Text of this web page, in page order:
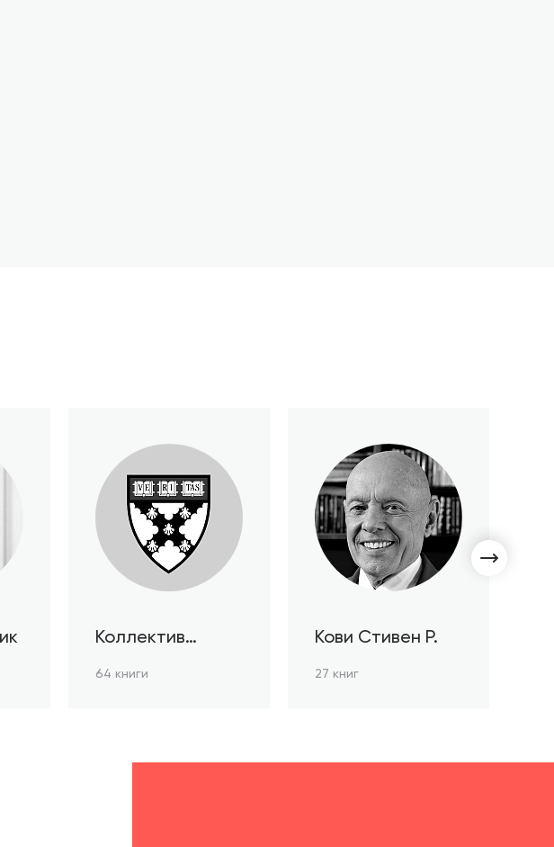
Коллектив
64 книги
Кови Стивен Р.
27 книг